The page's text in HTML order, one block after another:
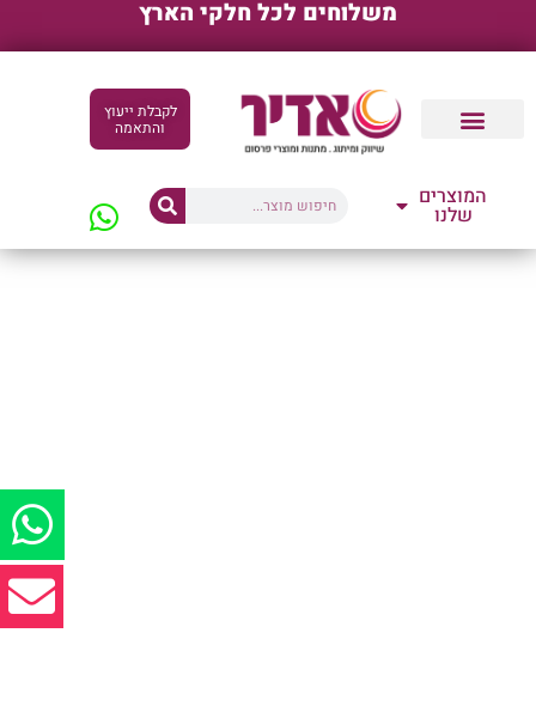
משלוחים לכל חלקי הארץ
לקבלת ייעוץ
והתאמה
המוצרים
שלנו